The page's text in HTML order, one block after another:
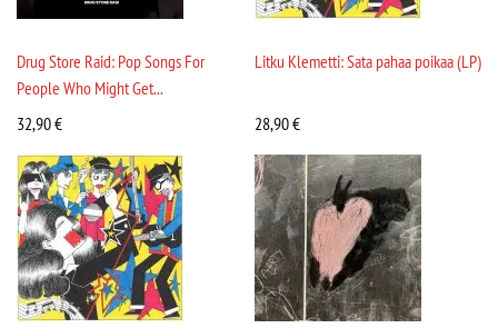
Drug Store Raid: Pop Songs For
People Who Might Get...
32,90€
Litku Klemetti: Sata pahaa poikaa (LP)
28,90€